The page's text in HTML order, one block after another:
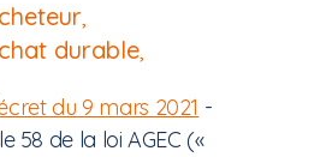
,
durable,
du 9 mars 2021 -
58 de la loi AGEC («